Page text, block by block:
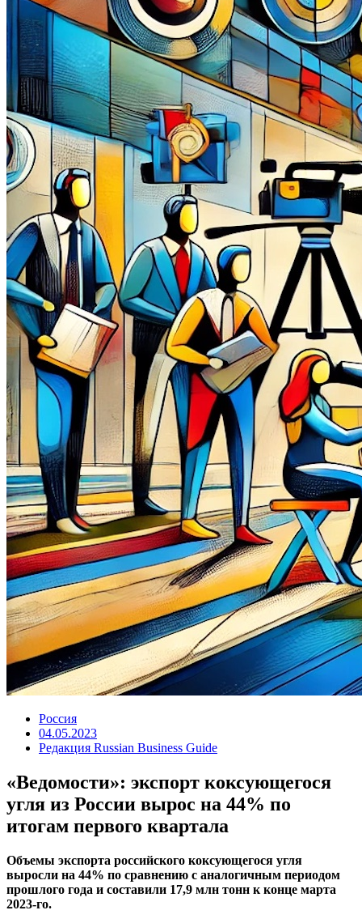
Россия
04.05.2023
Редакция Russian Business Guide
«Ведомости»: экспорт коксующегося
угля из России вырос на 44% по
итогам первого квартала
Объемы экспорта российского коксующегося угля
выросли на 44% по сравнению с аналогичным периодом
прошлого года и составили 17,9 млн тонн к конце марта
2023-го.